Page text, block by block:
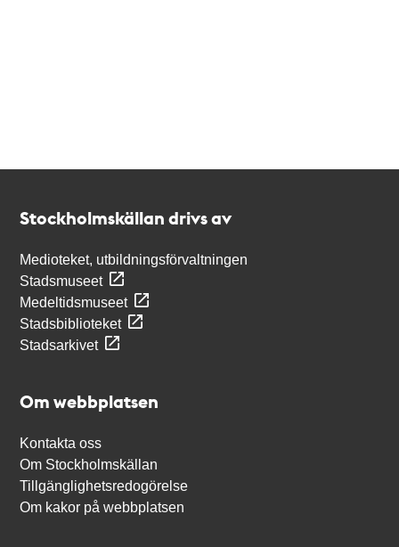
Stockholmskällan drivs av
Medioteket, utbildningsförvaltningen
Stadsmuseet
Medeltidsmuseet
Stadsbiblioteket
Stadsarkivet
Om webbplatsen
Kontakta oss
Om Stockholmskällan
Tillgänglighetsredogörelse
Om kakor på webbplatsen